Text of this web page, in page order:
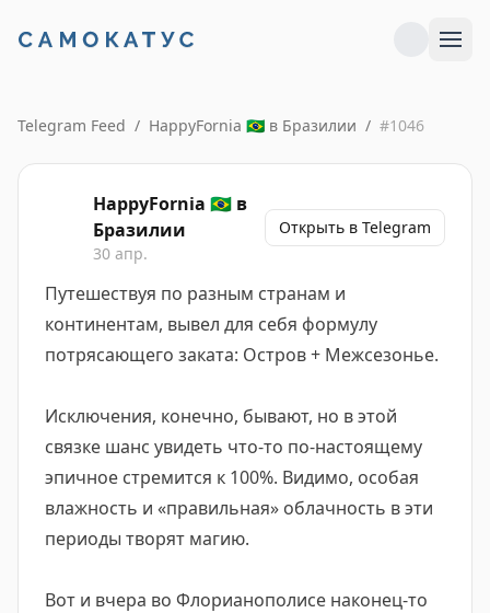
Telegram Feed / HappyFornia 🇧🇷 в Бразилии / #1046
HappyFornia 🇧🇷 в
Бразилии
30 апр.
Открыть в Telegram
Путешествуя по разным странам и
континентам, вывел для себя формулу
потрясающего заката: Остров + Межсезонье.
Исключения, конечно, бывают, но в этой
связке шанс увидеть что-то по-настоящему
эпичное стремится к 100%. Видимо, особая
влажность и «правильная» облачность в эти
периоды творят магию.
Вот и вчера во Флорианополисе наконец-то